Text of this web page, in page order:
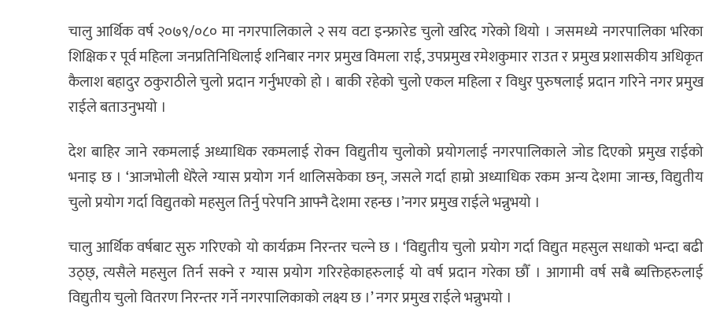
चालु आर्थिक वर्ष २०७९/०८० मा नगरपालिकाले २ सय वटा इन्फ्रारेड चुलो खरिद गरेको थियो । जसमध्ये नगरपालिका भरिका
शिक्षिक र पूर्व महिला जनप्रतिनिधिलाई शनिबार नगर प्रमुख विमला राई, उपप्रमुख रमेशकुमार राउत र प्रमुख प्रशासकीय अधिकृत
कैलाश बहादुर ठकुराठीले चुलो प्रदान गर्नुभएको हो । बाकी रहेको चुलो एकल महिला र विधुर पुरुषलाई प्रदान गरिने नगर प्रमुख
राईले बताउनुभयो ।
देश बाहिर जाने रकमलाई अध्याधिक रकमलाई रोक्न विद्युतीय चुलोको प्रयोगलाई नगरपालिकाले जोड दिएको प्रमुख राईको
भनाइ छ । ‘आजभोली धेरैले ग्यास प्रयोग गर्न थालिसकेका छन्, जसले गर्दा हाम्रो अध्याधिक रकम अन्य देशमा जान्छ, विद्युतीय
चुलो प्रयोग गर्दा विद्युतको महसुल तिर्नु परेपनि आफ्नै देशमा रहन्छ ।’नगर प्रमुख राईले भन्नुभयो ।
चालु आर्थिक वर्षबाट सुरु गरिएको यो कार्यक्रम निरन्तर चल्ने छ । ‘विद्युतीय चुलो प्रयोग गर्दा विद्युत महसुल सधाको भन्दा बढी
उठ्छ्, त्यसैले महसुल तिर्न सक्ने र ग्यास प्रयोग गरिरहेकाहरुलाई यो वर्ष प्रदान गरेका छौँ । आगामी वर्ष सबै ब्यक्तिहरुलाई
विद्युतीय चुलो वितरण निरन्तर गर्ने नगरपालिकाको लक्ष्य छ ।’ नगर प्रमुख राईले भन्नुभयो ।